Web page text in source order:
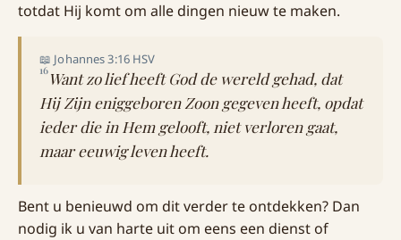
totdat Hij komt om alle dingen nieuw te maken.
📖 Johannes 3:16 HSV
16 Want zo lief heeft God de wereld gehad, dat
Hij Zijn eniggeboren Zoon gegeven heeft, opdat
ieder die in Hem gelooft, niet verloren gaat,
maar eeuwig leven heeft.
Bent u benieuwd om dit verder te ontdekken? Dan
nodig ik u van harte uit om eens een dienst of